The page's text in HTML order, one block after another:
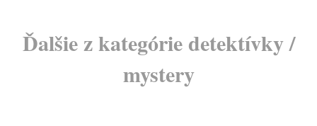
Ďalšie z kategórie detektívky /
mystery